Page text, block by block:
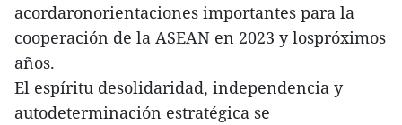
acordaronorientaciones importantes para la
cooperación de la ASEAN en 2023 y lospróximos
años.
El espíritu desolidaridad, independencia y
autodeterminación estratégica se